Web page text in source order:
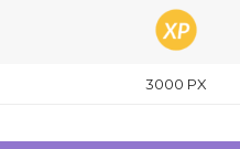
3000 PX